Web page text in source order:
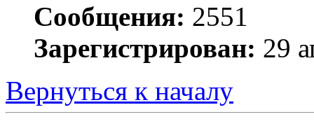
Сообщения: 2551
Зарегистрирован: 29
Вернуться к началу